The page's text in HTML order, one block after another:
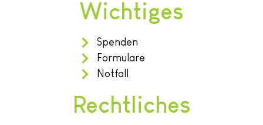
Wichtiges
Spenden
Formulare
Notfall
Rechtliches